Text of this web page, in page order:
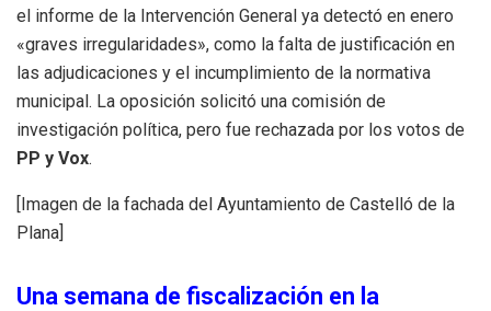
el informe de la Intervención General ya detectó en enero
«graves irregularidades», como la falta de justificación en
las adjudicaciones y el incumplimiento de la normativa
municipal. La oposición solicitó una comisión de
investigación política, pero fue rechazada por los votos de
PP y Vox.
[Imagen de la fachada del Ayuntamiento de Castelló de la
Plana]
Una semana de fiscalización en la